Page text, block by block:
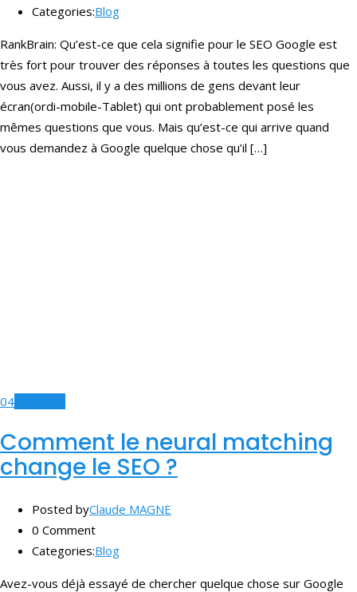
Categories:Blog
RankBrain: Qu’est-ce que cela signifie pour le SEO Google est
très fort pour trouver des réponses à toutes les questions que
vous avez. Aussi, il y a des millions de gens devant leur
écran(ordi-mobile-Tablet) qui ont probablement posé les
mêmes questions que vous. Mais qu’est-ce qui arrive quand
vous demandez à Google quelque chose qu’il […]
04
Comment le neural matching
change le SEO ?
Posted byClaude MAGNE
0 Comment
Categories:Blog
Avez-vous déjà essayé de chercher quelque chose sur Google